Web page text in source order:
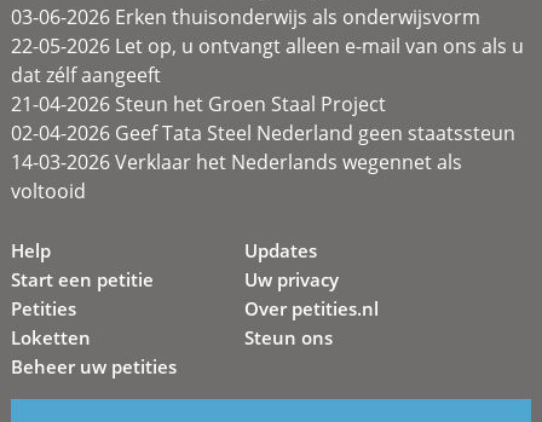
03-06-2026 Erken thuisonderwijs als onderwijsvorm
22-05-2026 Let op, u ontvangt alleen e-mail van ons als u
dat zélf aangeeft
21-04-2026 Steun het Groen Staal Project
02-04-2026 Geef Tata Steel Nederland geen staatssteun
14-03-2026 Verklaar het Nederlands wegennet als
voltooid
Help
Start een petitie
Petities
Loketten
Beheer uw petities
Updates
Uw privacy
Over petities.nl
Steun ons